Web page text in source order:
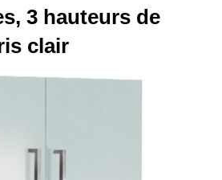
3 hauteurs de
clair